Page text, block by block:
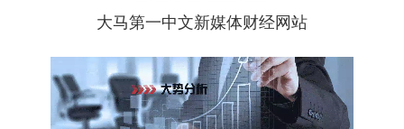
9点股票
大马第一中文新媒体财经网站